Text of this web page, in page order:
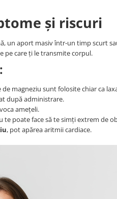
și riscuri
un aport masiv într-un timp scurt
pe care ți le transmite corpul.
magneziu sunt folosite chiar ca
după administrare.
amețeli.
te poate face să te simți extrem de
, pot apărea aritmii cardiace.